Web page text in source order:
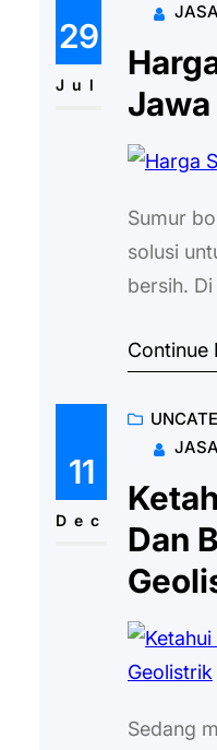
sumber
sumur
dapat
29
Jul
Sumur
solusi
bersih.
yang
beberapa
tidak
luas.
sumur
sumur
Continue
11
Dec
Dan
Sedang